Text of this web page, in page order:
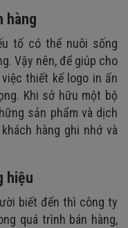
hàng
tố có thể nuôi sống
Vậy nên, để giúp cho
thiết kế logo in ấn
Khi sở hữu một bộ
sản phẩm và dịch
hàng ghi nhớ và
hiệu
biết đến thì công ty
quá trình bán hàng,